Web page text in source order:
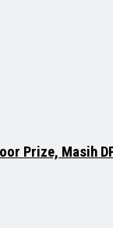
Prize, Masih